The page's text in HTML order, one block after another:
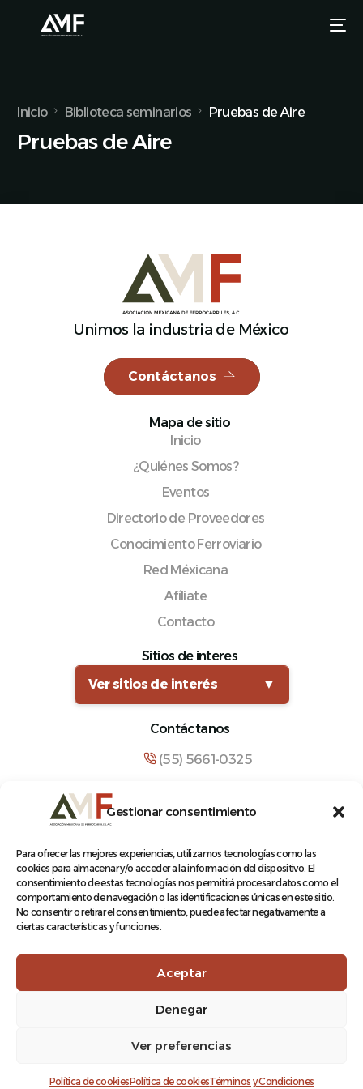
Gestionar consentimiento
Para ofrecer las mejores experiencias, utilizamos tecnologías como las
cookies para almacenar y/o acceder a la información del dispositivo. El
consentimiento de estas tecnologías nos permitirá procesar datos como el
comportamiento de navegación o las identificaciones únicas en este sitio.
No consentir o retirar el consentimiento, puede afectar negativamente a
ciertas características y funciones.
Aceptar
Denegar
Ver preferencias
Política de cookiesPolítica de cookiesTérminos y Condiciones
Inicio Biblioteca seminarios Pruebas de Aire
Pruebas de Aire
Unimos la industria de México
Contáctanos
Mapa de sitio
Inicio
¿Quiénes Somos?
Eventos
Directorio de Proveedores
Conocimiento Ferroviario
Red Méxicana
Afíliate
Contacto
Sitios de interes
Ver sitios de interés
▼
Contáctanos
(55) 5661-0325
Manuel María Contreras 133, Cuauhtémoc,
Terminos y condiciones
Log In